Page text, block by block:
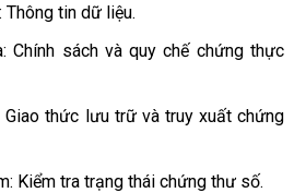
Thông tin dữ liệu.
Chính sách và quy chế chứng thực
Giao thức lưu trữ và truy xuất chứng
Kiểm tra trạng thái chứng thư số.